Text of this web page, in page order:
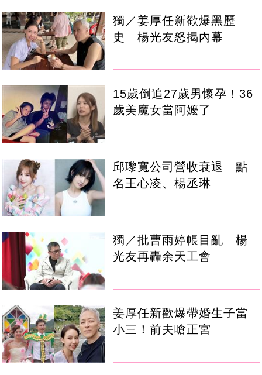
獨／姜厚任新歡爆黑歷
史 楊光友怒揭內幕
15歲倒追27歲男懷孕！36
歲美魔女當阿嬤了
邱瓈寬公司營收衰退 點
名王心凌、楊丞琳
獨／批曹雨婷帳目亂 楊
光友再轟余天工會
姜厚任新歡爆帶婚生子當
小三！前夫嗆正宮